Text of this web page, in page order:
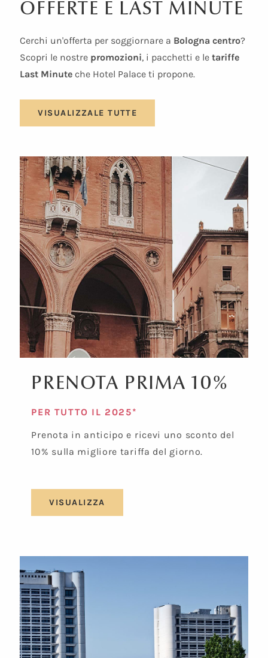
OFFERTE E LAST MINUTE
Cerchi un'offerta per soggiornare a Bologna centro?
Scopri le nostre promozioni, i pacchetti e letariffe
Last Minute che Hotel Palace ti propone.
VISUALIZZALE TUTTE
PRENOTA PRIMA 10%
PER TUTTO IL 2025*
Prenota in anticipo e ricevi uno sconto del
10% sulla migliore tariffa del giorno.
VISUALIZZA